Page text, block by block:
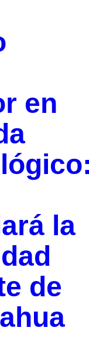
en
la
de